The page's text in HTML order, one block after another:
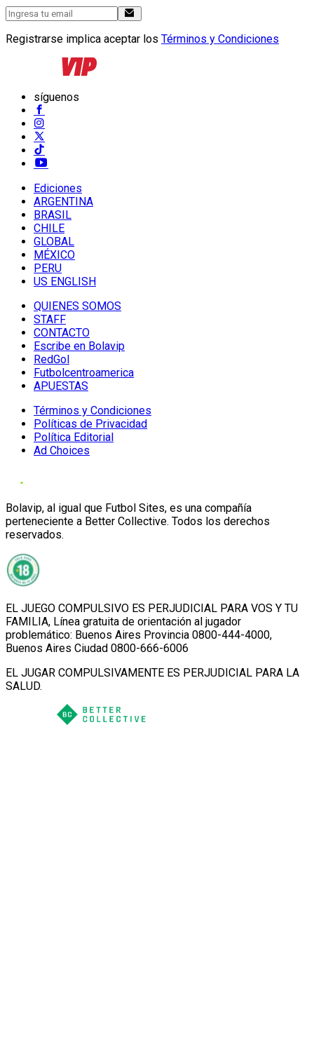
Registrarse implica aceptar los Términos y Condiciones
síguenos
Ediciones
ARGENTINA
BRASIL
CHILE
GLOBAL
MÉXICO
PERU
US ENGLISH
QUIENES SOMOS
STAFF
CONTACTO
Escribe en Bolavip
RedGol
Futbolcentroamerica
APUESTAS
Términos y Condiciones
Políticas de Privacidad
Política Editorial
Ad Choices
Bolavip, al igual que Futbol Sites, es una compañía
perteneciente a Better Collective. Todos los derechos
reservados.
EL JUEGO COMPULSIVO ES PERJUDICIAL PARA VOS Y TU
FAMILIA, Línea gratuita de orientación al jugador
problemático: Buenos Aires Provincia 0800-444-4000,
Buenos Aires Ciudad 0800-666-6006
EL JUGAR COMPULSIVAMENTE ES PERJUDICIAL PARA LA
SALUD.